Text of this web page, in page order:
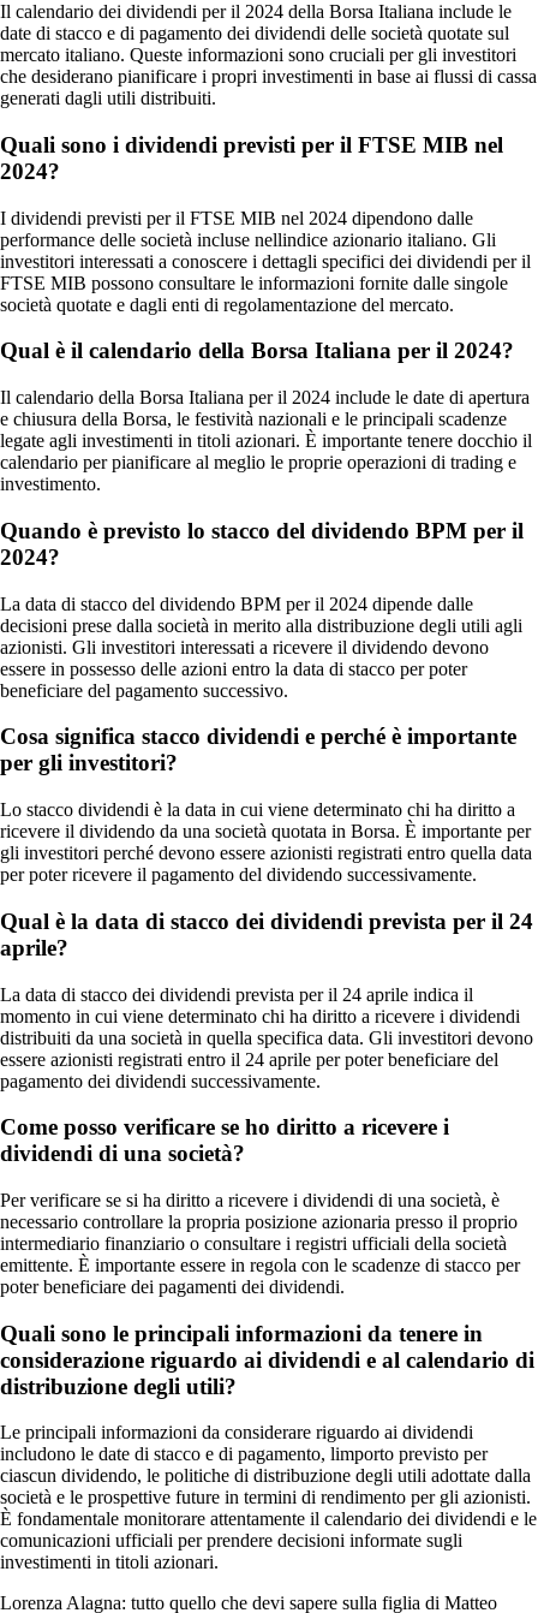
Il calendario dei dividendi per il 2024 della Borsa Italiana include le
date di stacco e di pagamento dei dividendi delle società quotate sul
mercato italiano. Queste informazioni sono cruciali per gli investitori
che desiderano pianificare i propri investimenti in base ai flussi di cassa
generati dagli utili distribuiti.
Quali sono i dividendi previsti per il FTSE MIB nel
2024?
I dividendi previsti per il FTSE MIB nel 2024 dipendono dalle
performance delle società incluse nellindice azionario italiano. Gli
investitori interessati a conoscere i dettagli specifici dei dividendi per il
FTSE MIB possono consultare le informazioni fornite dalle singole
società quotate e dagli enti di regolamentazione del mercato.
Qual è il calendario della Borsa Italiana per il 2024?
Il calendario della Borsa Italiana per il 2024 include le date di apertura
e chiusura della Borsa, le festività nazionali e le principali scadenze
legate agli investimenti in titoli azionari. È importante tenere docchio il
calendario per pianificare al meglio le proprie operazioni di trading e
investimento.
Quando è previsto lo stacco del dividendo BPM per il
2024?
La data di stacco del dividendo BPM per il 2024 dipende dalle
decisioni prese dalla società in merito alla distribuzione degli utili agli
azionisti. Gli investitori interessati a ricevere il dividendo devono
essere in possesso delle azioni entro la data di stacco per poter
beneficiare del pagamento successivo.
Cosa significa stacco dividendi e perché è importante
per gli investitori?
Lo stacco dividendi è la data in cui viene determinato chi ha diritto a
ricevere il dividendo da una società quotata in Borsa. È importante per
gli investitori perché devono essere azionisti registrati entro quella data
per poter ricevere il pagamento del dividendo successivamente.
Qual è la data di stacco dei dividendi prevista per il 24
aprile?
La data di stacco dei dividendi prevista per il 24 aprile indica il
momento in cui viene determinato chi ha diritto a ricevere i dividendi
distribuiti da una società in quella specifica data. Gli investitori devono
essere azionisti registrati entro il 24 aprile per poter beneficiare del
pagamento dei dividendi successivamente.
Come posso verificare se ho diritto a ricevere i
dividendi di una società?
Per verificare se si ha diritto a ricevere i dividendi di una società, è
necessario controllare la propria posizione azionaria presso il proprio
intermediario finanziario o consultare i registri ufficiali della società
emittente. È importante essere in regola con le scadenze di stacco per
poter beneficiare dei pagamenti dei dividendi.
Quali sono le principali informazioni da tenere in
considerazione riguardo ai dividendi e al calendario di
distribuzione degli utili?
Le principali informazioni da considerare riguardo ai dividendi
includono le date di stacco e di pagamento, limporto previsto per
ciascun dividendo, le politiche di distribuzione degli utili adottate dalla
società e le prospettive future in termini di rendimento per gli azionisti.
È fondamentale monitorare attentamente il calendario dei dividendi e le
comunicazioni ufficiali per prendere decisioni informate sugli
investimenti in titoli azionari.
Lorenza Alagna: tutto quello che devi sapere sulla figlia di Matteo